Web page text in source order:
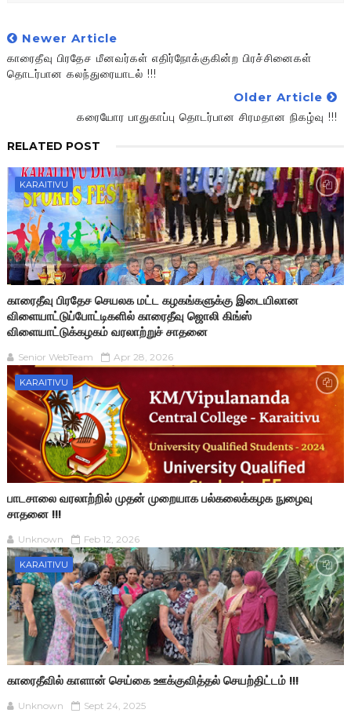
Newer Article
காரைதீவு பிரதேச மீனவர்கள் எதிர்நோக்குகின்ற பிரச்சினைகள்
தொடர்பான கலந்துரையாடல் !!!
Older Article
கரையோர பாதுகாப்பு தொடர்பான சிரமதான நிகழ்வு !!!
RELATED POST
KARAITIVU
காரைதீவு பிரதேச செயலக மட்ட கழகங்களுக்கு இடையிலான
விளையாட்டுப்போட்டிகளில் காரைதீவு ஜொலி கிங்ஸ்
விளையாட்டுக்கழகம் வரலாற்றுச் சாதனை
Senior WebTeam Apr 28, 2026
KARAITIVU
பாடசாலை வரலாற்றில் முதன் முறையாக பல்கலைக்கழக நுழைவு
சாதனை !!!
Unknown Feb 12, 2026
KARAITIVU
காரைதீவில் காளான் செய்கை ஊக்குவித்தல் செயற்திட்டம் !!!
Unknown Sept 24, 2025